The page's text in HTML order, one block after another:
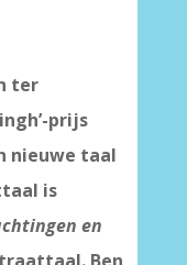
ter
prijs
nieuwe taal
is
en